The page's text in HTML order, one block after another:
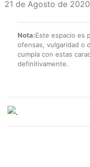
21 de Agosto de 2020
Nota:Este espacio es
ofensas, vulgaridad o
cumpla con estas
definitivamente.